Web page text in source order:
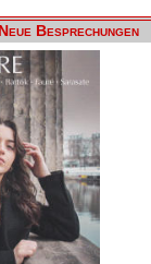
Neue Besprechungen